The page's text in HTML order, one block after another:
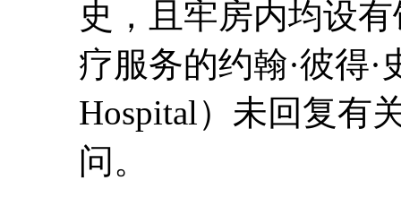
史，且牢房内均设
疗服务的约翰·彼得·
Hospital）未回复有
问。